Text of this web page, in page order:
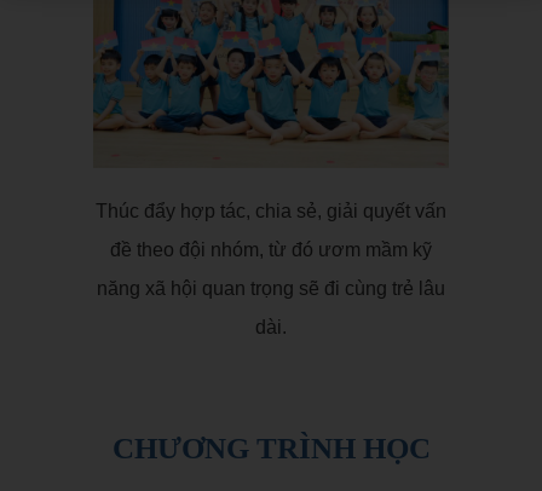
Thúc đẩy hợp tác, chia sẻ, giải quyết vấn
đề theo đội nhóm, từ đó ươm mầm kỹ
năng xã hội quan trọng sẽ đi cùng trẻ lâu
dài.
CHƯƠNG TRÌNH HỌC